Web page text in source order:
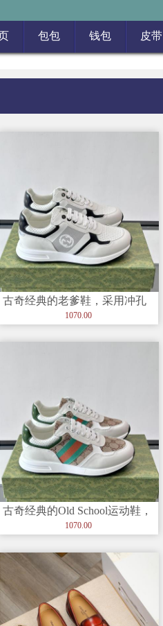
包包 钱包 皮带
古奇经典的老爹鞋，采用冲孔
与皮革拼接设计，鞋身侧面有
1070.00
古奇经典的Old School运动鞋，
采用品牌标志性的GG老
1070.00